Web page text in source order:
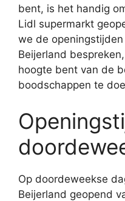
bent, is het handig
Lidl supermarkt
we de
Beijerland
hoogte bent van de
boodschappen te
Op doordeweekse
Beijerland geopend